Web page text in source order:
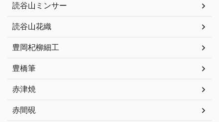
読谷山ミンサー
読谷山花織
豊岡杞柳細工
豊橋筆
赤津焼
赤間硯